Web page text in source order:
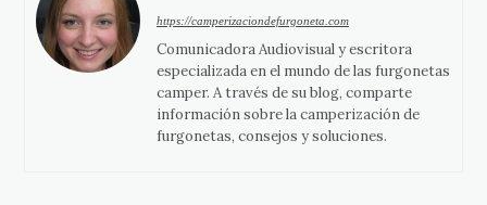
https://camperizaciondefurgoneta.com
Comunicadora Audiovisual y escritora
especializada en el mundo de las furgonetas
camper. A través de su blog, comparte
información sobre la camperización de
furgonetas, consejos y soluciones.